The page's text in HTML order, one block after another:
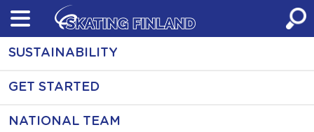
Skip
content
SUSTAINABILITY
GET STARTED
NATIONAL TEAM